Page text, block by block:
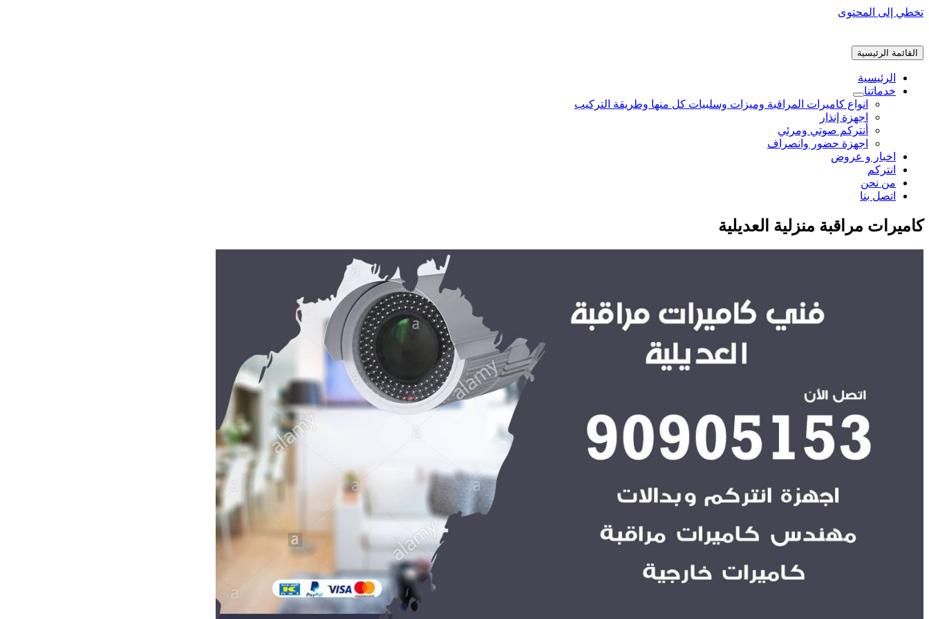
تخطي إلى المحتوى
القائمة الرئيسية
الرئيسية
خدماتنا
انواع كاميرات المراقبة وميزات وسلبيات كل منها وطريقة التركيب
اجهزة إنذار
أنتركم صوتي ومرئي
اجهزة حضور وانصراف
اخبار و عروض
انتركم
من نحن
اتصل بنا
كاميرات مراقبة منزلية العديلية